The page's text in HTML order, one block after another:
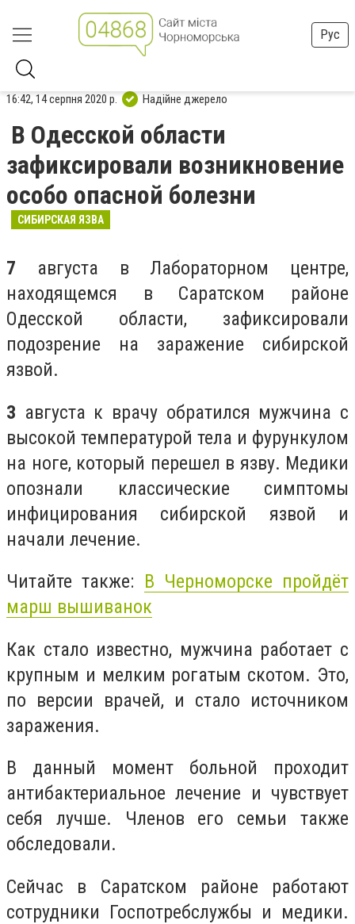
Рус
16:42, 14 серпня 2020 р. Надійне джерело
В Одесской области
зафиксировали возникновение
особо опасной болезни
СИБИРСКАЯ ЯЗВА
7 августа в Лабораторном центре,
находящемся в Саратском районе
Одесской области, зафиксировали
подозрение на заражение сибирской
язвой.
3 августа к врачу обратился мужчина с
высокой температурой тела и фурункулом
на ноге, который перешел в язву. Медики
опознали классические симптомы
инфицирования сибирской язвой и
начали лечение.
Читайте также: В Черноморске пройдёт
марш вышиванок
Как стало известно, мужчина работает с
крупным и мелким рогатым скотом. Это,
по версии врачей, и стало источником
заражения.
В данный момент больной проходит
антибактериальное лечение и чувствует
себя лучше. Членов его семьи также
обследовали.
Сейчас в Саратском районе работают
сотрудники Госпотребслужбы и медики.